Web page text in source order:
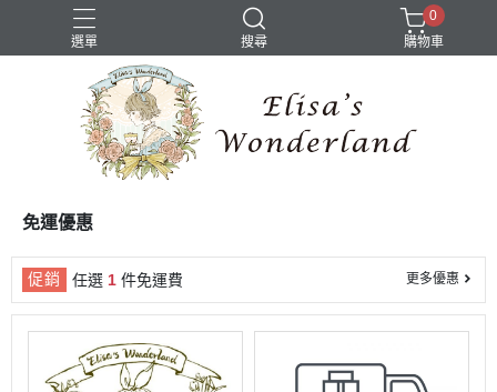
選單 搜尋
0
購物車
免運優惠
促銷 任選 1 件免運費 更多優惠